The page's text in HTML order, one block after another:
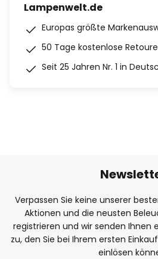
Lampenwelt.de
Europas größte
50 Tage kostenlose Retoure
Seit 25 Jahren Nr. 1 in
Verpassen Sie keine unserer
Aktionen und die neusten
registrieren und wir senden Ihnen
zu, den Sie bei Ihrem ersten
einlösen